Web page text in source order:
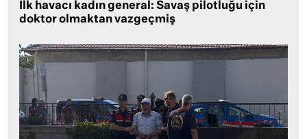
İlk havacı kadın general: Savaş pilotluğu için
doktor olmaktan vazgeçmiş